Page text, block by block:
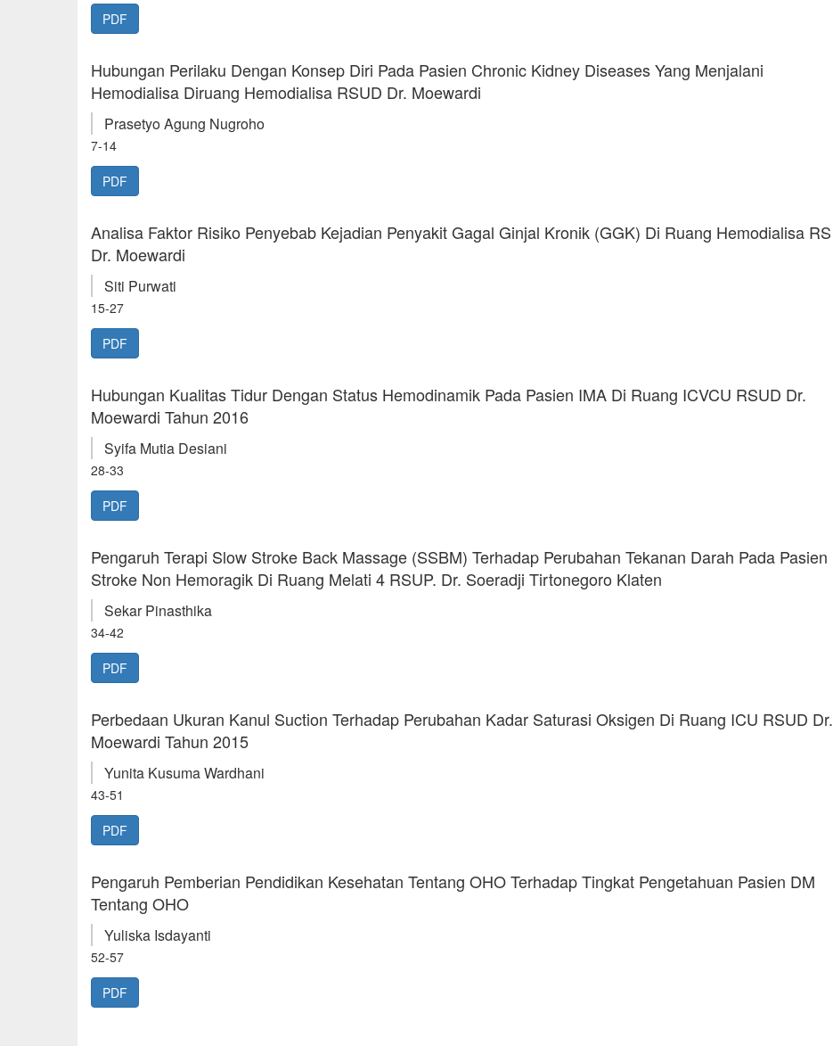
PDF
Hubungan Perilaku Dengan Konsep Diri Pada Pasien Chronic Kidney Diseases Yang Menjalani
Hemodialisa Diruang Hemodialisa RSUD Dr. Moewardi
Prasetyo Agung Nugroho
7-14
PDF
Analisa Faktor Risiko Penyebab Kejadian Penyakit Gagal Ginjal Kronik (GGK) Di Ruang Hemodialisa RS
Dr. Moewardi
Siti Purwati
15-27
PDF
Hubungan Kualitas Tidur Dengan Status Hemodinamik Pada Pasien IMA Di Ruang ICVCU RSUD Dr.
Moewardi Tahun 2016
Syifa Mutia Desiani
28-33
PDF
Pengaruh Terapi Slow Stroke Back Massage (SSBM) Terhadap Perubahan Tekanan Darah Pada Pasien
Stroke Non Hemoragik Di Ruang Melati 4 RSUP. Dr. Soeradji Tirtonegoro Klaten
Sekar Pinasthika
34-42
PDF
Perbedaan Ukuran Kanul Suction Terhadap Perubahan Kadar Saturasi Oksigen Di Ruang ICU RSUD Dr.
Moewardi Tahun 2015
Yunita Kusuma Wardhani
43-51
PDF
Pengaruh Pemberian Pendidikan Kesehatan Tentang OHO Terhadap Tingkat Pengetahuan Pasien DM
Tentang OHO
Yuliska Isdayanti
52-57
PDF